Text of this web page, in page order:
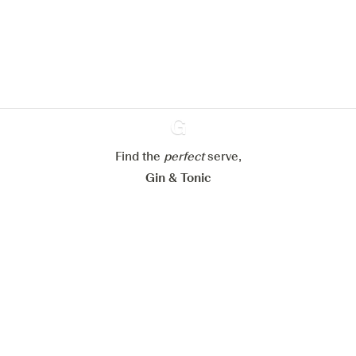
Ginventory
Find the perfectserve,
Gin & Tonic
Paramétrer mes cookies
Refuser tout Accepter tout